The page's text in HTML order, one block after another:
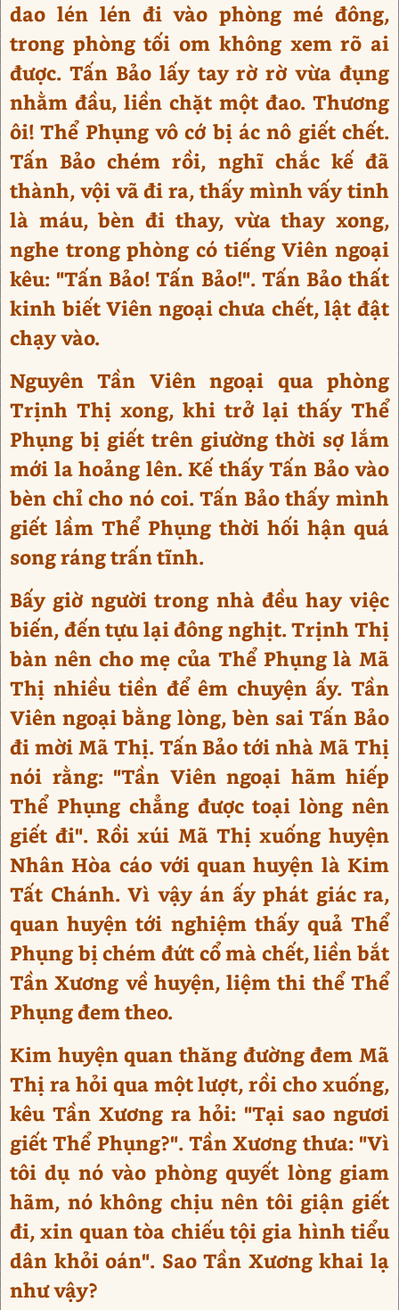
dao lén lén đi vào phòng mé đông,
trong phòng tối om không xem rõ ai
được. Tấn Bảo lấy tay rờ rờ vừa đụng
nhằm đầu, liền chặt một đao. Thương
ôi! Thể Phụng vô cớ bị ác nô giết chết.
Tấn Bảo chém rồi, nghĩ chắc kế đã
thành, vội vã đi ra, thấy mình vấy tinh
là máu, bèn đi thay, vừa thay xong,
nghe trong phòng có tiếng Viên ngoại
kêu: "Tấn Bảo! Tấn Bảo!". Tấn Bảo thất
kinh biết Viên ngoại chưa chết, lật đật
chạy vào.
Nguyên Tần Viên ngoại qua phòng
Trịnh Thị xong, khi trở lại thấy Thể
Phụng bị giết trên giường thời sợ lắm
mới la hoảng lên. Kế thấy Tấn Bảo vào
bèn chỉ cho nó coi. Tấn Bảo thấy mình
giết lầm Thể Phụng thời hối hận quá
song ráng trấn tĩnh.
Bấy giờ người trong nhà đều hay việc
biến, đến tựu lại đông nghịt. Trịnh Thị
bàn nên cho mẹ của Thể Phụng là Mã
Thị nhiều tiền để êm chuyện ấy. Tần
Viên ngoại bằng lòng, bèn sai Tấn Bảo
đi mời Mã Thị. Tấn Bảo tới nhà Mã Thị
nói rằng: "Tần Viên ngoại hãm hiếp
Thể Phụng chẳng được toại lòng nên
giết đi". Rồi xúi Mã Thị xuống huyện
Nhân Hòa cáo với quan huyện là Kim
Tất Chánh. Vì vậy án ấy phát giác ra,
quan huyện tới nghiệm thấy quả Thể
Phụng bị chém đứt cổ mà chết, liền bắt
Tần Xương về huyện, liệm thi thể Thể
Phụng đem theo.
Kim huyện quan thăng đường đem Mã
Thị ra hỏi qua một lượt, rồi cho xuống,
kêu Tần Xương ra hỏi: "Tại sao ngươi
giết Thể Phụng?". Tần Xương thưa: "Vì
tôi dụ nó vào phòng quyết lòng giam
hãm, nó không chịu nên tôi giận giết
đi, xin quan tòa chiếu tội gia hình tiểu
dân khỏi oán". Sao Tần Xương khai lạ
như vậy?